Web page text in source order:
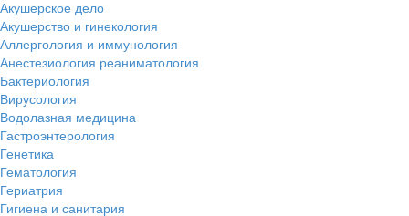
Акушерское дело
Акушерство и гинекология
Аллергология и иммунология
Анестезиология реаниматология
Бактериология
Вирусология
Водолазная медицина
Гастроэнтерология
Генетика
Гематология
Гериатрия
Гигиена и санитария